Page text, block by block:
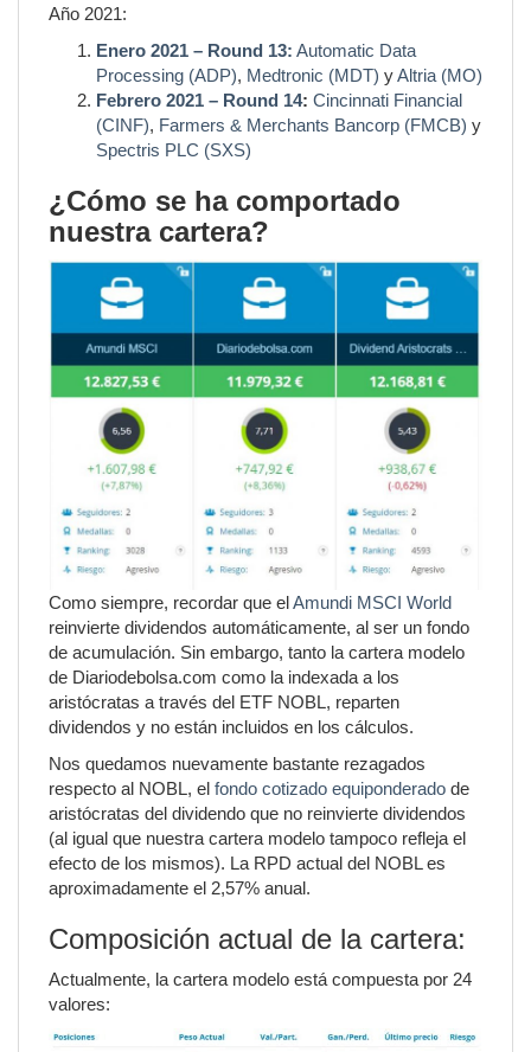
Año 2021:
Enero 2021 – Round 13: Automatic Data
Processing (ADP), Medtronic (MDT) yAltria (MO)
Febrero 2021 – Round 14: Cincinnati Financial
(CINF), Farmers & Merchants Bancorp (FMCB) y
Spectris PLC (SXS)
¿Cómo se ha comportado
nuestra cartera?
Como siempre, recordar que elAmundi MSCI World
reinvierte dividendos automáticamente, al ser un fondo
de acumulación. Sin embargo, tanto la cartera modelo
de Diariodebolsa.com como la indexada a los
aristócratas a través del ETF NOBL, reparten
dividendos y no están incluidos en los cálculos.
Nos quedamos nuevamente bastante rezagados
respecto al NOBL, el fondo cotizado equiponderado de
aristócratas del dividendo que no reinvierte dividendos
(al igual que nuestra cartera modelo tampoco refleja el
efecto de los mismos). La RPD actual del NOBL es
aproximadamente el 2,57% anual.
Composición actual de la cartera:
Actualmente, la cartera modelo está compuesta por 24
valores: